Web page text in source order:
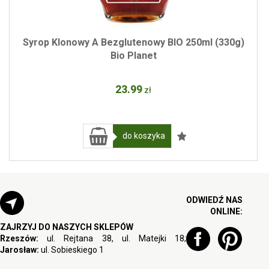
Syrop Klonowy A Bezglutenowy BIO 250ml (330g)
Bio Planet
23.99 zł
do koszyka
ZAJRZYJ DO NASZYCH SKLEPÓW
Rzeszów: ul. Rejtana 38, ul. Matejki 18;
Jarosław: ul. Sobieskiego 1
ODWIEDŹ NAS
ONLINE: